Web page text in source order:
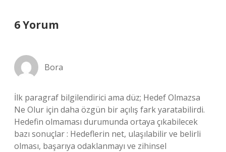
6 Yorum
Bora
İlk paragraf bilgilendirici ama düz; Hedef Olmazsa
Ne Olur için daha özgün bir açılış fark yaratabilirdi.
Hedefin olmaması durumunda ortaya çıkabilecek
bazı sonuçlar : Hedeflerin net, ulaşılabilir ve belirli
olması, başarıya odaklanmayı ve zihinsel